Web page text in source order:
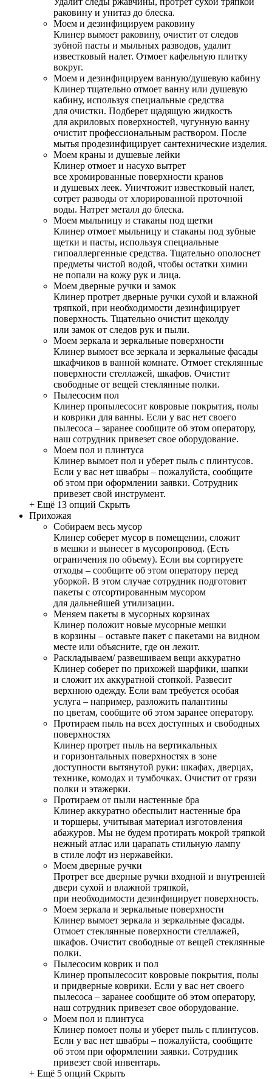
раковину и унитаз до блеска.
Моем и дезинфицируем раковину
Клинер вымоет раковину, очистит от следов
зубной пасты и мыльных разводов, удалит
известковый налет. Отмоет кафельную плитку
вокруг.
Моем и дезинфицируем ванную/душевую кабину
Клинер тщательно отмоет ванну или душевую
кабину, используя специальные средства
для очистки. Подберет щадящую жидкость
для акриловых поверхностей, чугунную ванну
очистит профессиональным раствором. После
мытья продезинфицирует сантехнические изделия.
Моем краны и душевые лейки
Клинер отмоет и насухо вытрет
все хромированные поверхности кранов
и душевых леек. Уничтожит известковый налет,
сотрет разводы от хлорированной проточной
воды. Натрет металл до блеска.
Моем мыльницу и стаканы под щетки
Клинер отмоет мыльницу и стаканы под зубные
щетки и пасты, используя специальные
гипоаллергенные средства. Тщательно ополоснет
предметы чистой водой, чтобы остатки химии
не попали на кожу рук и лица.
Моем дверные ручки и замок
Клинер протрет дверные ручки сухой и влажной
тряпкой, при необходимости дезинфицирует
поверхность. Тщательно очистит щеколду
или замок от следов рук и пыли.
Моем зеркала и зеркальные поверхности
Клинер вымоет все зеркала и зеркальные фасады
шкафчиков в ванной комнате. Отмоет стеклянные
поверхности стеллажей, шкафов. Очистит
свободные от вещей стеклянные полки.
Пылесосим пол
Клинер пропылесосит ковровые покрытия, полы
и коврики для ванны. Если у вас нет своего
пылесоса – заранее сообщите об этом оператору,
наш сотрудник привезет свое оборудование.
Моем пол и плинтуса
Клинер вымоет пол и уберет пыль с плинтусов.
Если у вас нет швабры – пожалуйста, сообщите
об этом при оформлении заявки. Сотрудник
привезет свой инструмент.
+ Ещё 13 опций Скрыть
Прихожая
Собираем весь мусор
Клинер соберет мусор в помещении, сложит
в мешки и вынесет в мусоропровод. (Есть
ограничения по объему). Если вы сортируете
отходы – сообщите об этом оператору перед
уборкой. В этом случае сотрудник подготовит
пакеты с отсортированным мусором
для дальнейшей утилизации.
Меняем пакеты в мусорных корзинах
Клинер положит новые мусорные мешки
в корзины – оставьте пакет с пакетами на видном
месте или объясните, где он лежит.
Раскладываем/ развешиваем вещи аккуратно
Клинер соберет по прихожей шарфики, шапки
и сложит их аккуратной стопкой. Развесит
верхнюю одежду. Если вам требуется особая
услуга – например, разложить палантины
по цветам, сообщите об этом заранее оператору.
Протираем пыль на всех доступных и свободных
поверхностях
Клинер протрет пыль на вертикальных
и горизонтальных поверхностях в зоне
доступности вытянутой руки: шкафах, дверцах,
технике, комодах и тумбочках. Очистит от грязи
полки и этажерки.
Протираем от пыли настенные бра
Клинер аккуратно обеспылит настенные бра
и торшеры, учитывая материал изготовления
абажуров. Мы не будем протирать мокрой тряпкой
нежный атлас или царапать стильную лампу
в стиле лофт из нержавейки.
Моем дверные ручки
Протрет все дверные ручки входной и внутренней
двери сухой и влажной тряпкой,
при необходимости дезинфицирует поверхность.
Моем зеркала и зеркальные поверхности
Клинер вымоет зеркала и зеркальные фасады.
Отмоет стеклянные поверхности стеллажей,
шкафов. Очистит свободные от вещей стеклянные
полки.
Пылесосим коврик и пол
Клинер пропылесосит ковровые покрытия, полы
и придверные коврики. Если у вас нет своего
пылесоса – заранее сообщите об этом оператору,
наш сотрудник привезет свое оборудование.
Моем пол и плинтуса
Клинер помоет полы и уберет пыль с плинтусов.
Если у вас нет швабры – пожалуйста, сообщите
об этом при оформлении заявки. Сотрудник
привезет свой инвентарь.
+ Ещё 5 опций Скрыть